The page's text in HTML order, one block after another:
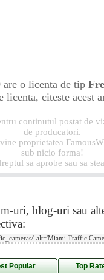
o licenta de tip
licenta, citeste acest
continutul postat de
de producatori.
proprietatea
sub nicio forma!
sa aprobe sau sa
uri, blog-uri sau
Popular Top